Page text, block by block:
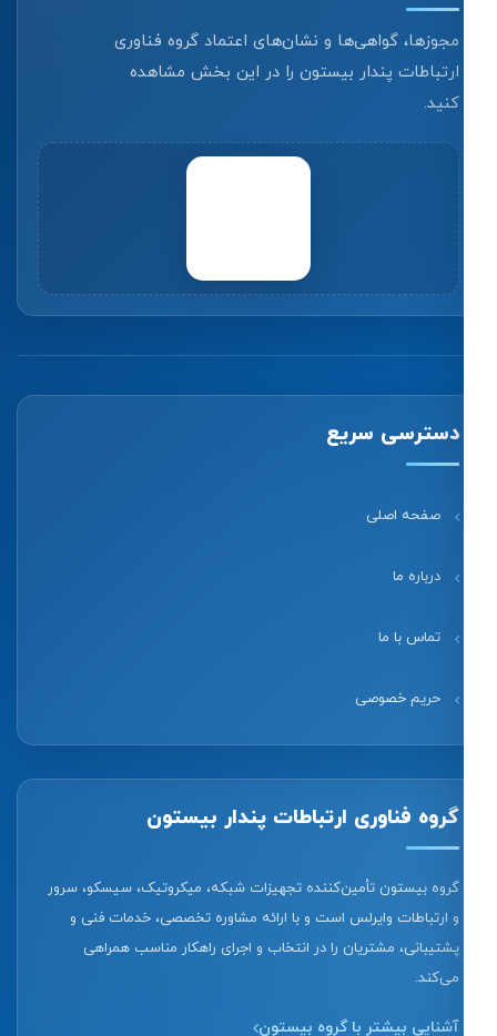
مجوزها، گواهی‌ها و نشان‌های اعتماد گروه فناوری
ارتباطات پندار بیستون را در این بخش مشاهده
کنید.
دسترسی سریع
صفحه اصلی
درباره ما
تماس با ما
حریم خصوصی
گروه فناوری ارتباطات پندار بیستون
گروه بیستون تأمین‌کننده تجهیزات شبکه، میکروتیک، سیسکو، سرور
و ارتباطات وایرلس است و با ارائه مشاوره تخصصی، خدمات فنی و
پشتیبانی، مشتریان را در انتخاب و اجرای راهکار مناسب همراهی
می‌کند.
آشنایی بیشتر با گروه بیستون